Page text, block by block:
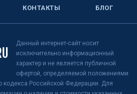
КОНТАКТЫ БЛОГ
Данный интернет-сайт носит
исключительно информационный
характер и не является публичной
офертой, определяемой положениями
кодекса Российской Федерации. Для